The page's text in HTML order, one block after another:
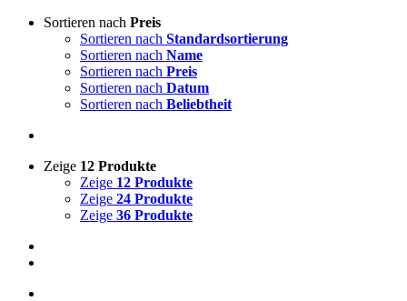
Sortieren nach Preis
Sortieren nach Standardsortierung
Sortieren nach Name
Sortieren nach Preis
Sortieren nach Datum
Sortieren nach Beliebtheit
Zeige 12 Produkte
Zeige 12 Produkte
Zeige 24 Produkte
Zeige 36 Produkte